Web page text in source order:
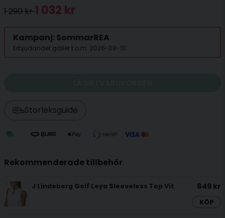
1 290 kr1 032 kr
Kampanj: SommarREA
Erbjudandet gäller t.o.m. 2026-08-10
Storleksguide
Rekommenderade tillbehör
J Lindeberg Golf Leya Sleeveless Top Vit 849 kr
KÖP